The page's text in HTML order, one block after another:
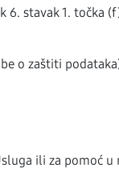
stavak 1. točka
o zaštiti
ili za pomoć u